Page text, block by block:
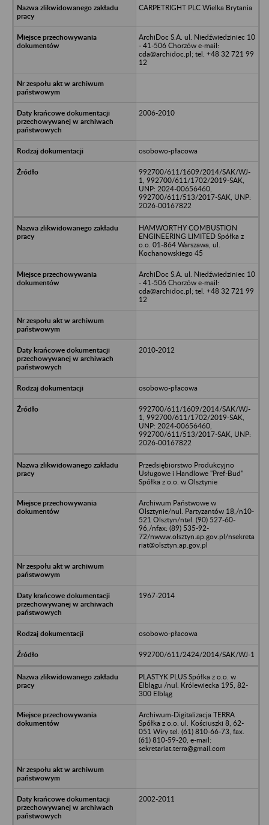
CARPETRIGHT PLC Wielka Brytania
ArchiDoc S.A. ul. Niedźwiedziniec 10
- 41-506 Chorzów e-mail:
cda@archidoc.pl; tel. +48 32 721 99
12
2006-2010
osobowo-płacowa
992700/611/1609/2014/SAK/WJ-
1, 992700/611/1702/2019-SAK,
UNP: 2024-00656460,
992700/611/513/2017-SAK, UNP:
2026-00167822
HAMWORTHY COMBUSTION
ENGINEERING LIMITED Spółka z
o.o. 01-864 Warszawa, ul.
Kochanowskiego 45
ArchiDoc S.A. ul. Niedźwiedziniec 10
- 41-506 Chorzów e-mail:
cda@archidoc.pl; tel. +48 32 721 99
12
2010-2012
osobowo-płacowa
992700/611/1609/2014/SAK/WJ-
1, 992700/611/1702/2019-SAK,
UNP: 2024-00656460,
992700/611/513/2017-SAK, UNP:
2026-00167822
Przedsiębiorstwo Produkcyjno
Usługowe i Handlowe "Pref-Bud"
Spółka z o.o. w Olsztynie
Archiwum Państwowe w
Olsztynie/nul. Partyzantów 18,/n10-
521 Olsztyn/ntel. (90) 527-60-
96,/nfax: (89) 535-92-
72/nwww.olsztyn.ap.gov.pl/nsekreta
riat@olsztyn.ap.gov.pl
1967-2014
osobowo-płacowa
992700/611/2424/2014/SAK/WJ-1
PLASTYK PLUS Spółka z o.o. w
Elblągu /nul. Królewiecka 195, 82-
300 Elbląg
Archiwum-Digitalizacja TERRA
Spółka z o.o. ul. Kościuszki 8, 62-
051 Wiry tel. (61) 810-66-73, fax.
(61) 810-59-20, e-mail:
sekretariat.terra@gmail.com
2002-2011